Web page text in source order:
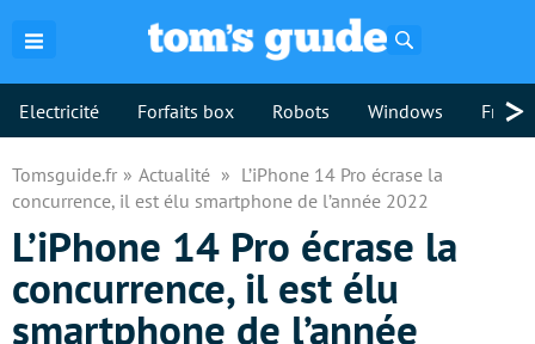
Electricité Forfaits box Robots Windows >
Tomsguide.fr Actualité
L’iPhone 14 Pro écrase la
concurrence, il est élu smartphone de l’année 2022
L’iPhone 14 Pro écrase la
concurrence, il est élu
smartphone de l’année